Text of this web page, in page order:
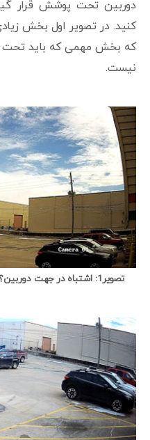
دوربین تحت پوشش قرار
کنید. در تصویر اول بخش
که بخش مهمی که باید تحت
نیست.
تصویر1: اشتباه در جهت دوربین؟ (بیش از نصف تصویر آسمان است)